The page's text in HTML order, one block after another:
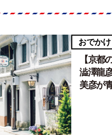
おでかけ
【京都
澁澤龍
美彦が